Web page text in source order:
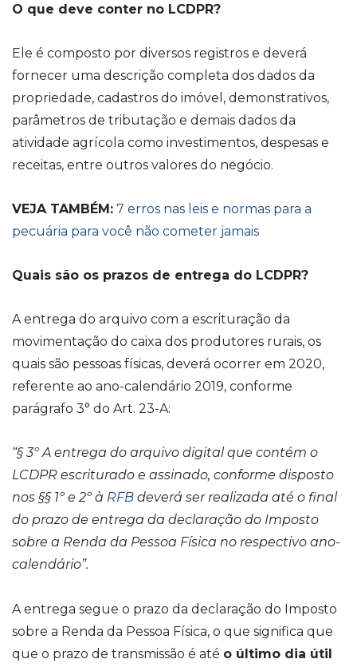
O que deve conter no LCDPR?
Ele é composto por diversos registros e deverá
fornecer uma descrição completa dos dados da
propriedade, cadastros do imóvel, demonstrativos,
parâmetros de tributação e demais dados da
atividade agrícola como investimentos, despesas e
receitas, entre outros valores do negócio.
VEJA TAMBÉM: 7 erros nas leis e normas para a
pecuária para você não cometer jamais
Quais são os prazos de entrega do LCDPR?
A entrega do arquivo com a escrituração da
movimentação do caixa dos produtores rurais, os
quais são pessoas físicas, deverá ocorrer em 2020,
referente ao ano-calendário 2019, conforme
parágrafo 3° do Art. 23-A:
“§ 3º A entrega do arquivo digital que contém o
LCDPR escriturado e assinado, conforme disposto
nos §§ 1º e 2º à RFB deverá ser realizada até o final
do prazo de entrega da declaração do Imposto
sobre a Renda da Pessoa Física no respectivo ano-
calendário”.
A entrega segue o prazo da declaração do Imposto
sobre a Renda da Pessoa Física, o que significa que
que o prazo de transmissão é até o último dia útil